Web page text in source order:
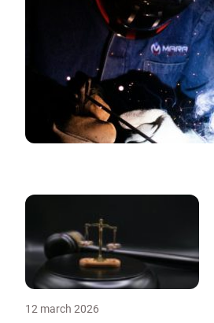
12 march 2026